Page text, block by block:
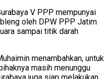
V PPP mempunyai
oleh DPW PPP Jatim
sampai titik darah
menambahkan, untuk
masih menunggu